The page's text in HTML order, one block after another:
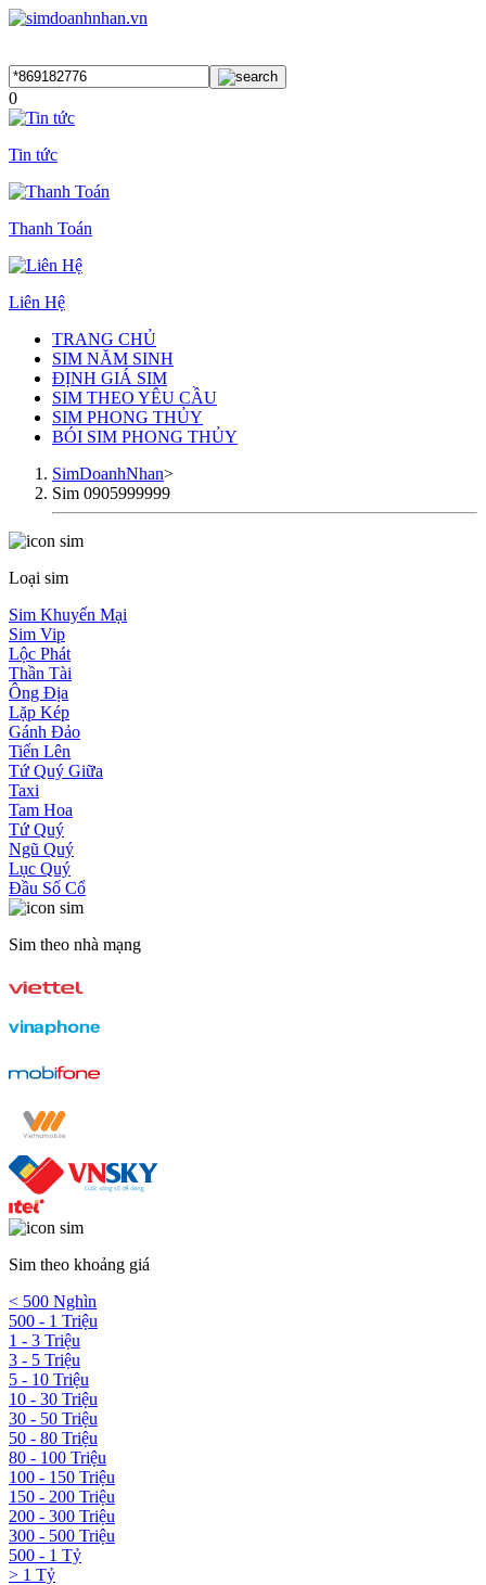
0
Tin tức
Thanh Toán
Liên Hệ
TRANG CHỦ
SIM NĂM SINH
ĐỊNH GIÁ SIM
SIM THEO YÊU CẦU
SIM PHONG THỦY
BÓI SIM PHONG THỦY
SimDoanhNhan>
Sim 0905999999
Loại sim
Sim Khuyến Mại
Sim Vip
Lộc Phát
Thần Tài
Ông Địa
Lặp Kép
Gánh Đảo
Tiến Lên
Tứ Quý Giữa
Taxi
Tam Hoa
Tứ Quý
Ngũ Quý
Lục Quý
Đầu Số Cổ
Sim theo nhà mạng
Sim theo khoảng giá
< 500 Nghìn
500 - 1 Triệu
1 - 3 Triệu
3 - 5 Triệu
5 - 10 Triệu
10 - 30 Triệu
30 - 50 Triệu
50 - 80 Triệu
80 - 100 Triệu
100 - 150 Triệu
150 - 200 Triệu
200 - 300 Triệu
300 - 500 Triệu
500 - 1 Tỷ
> 1 Tỷ